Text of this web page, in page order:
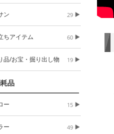
ン 29
ちアイテム 60
品/お宝・掘り出し物 19
品
ー 15
ー 49